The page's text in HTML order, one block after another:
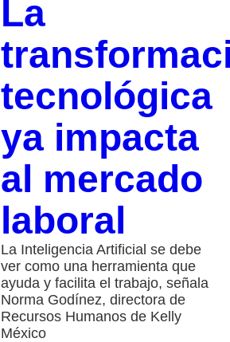
La
tecnológica
ya impacta
al mercado
laboral
La Inteligencia Artificial se debe
ver como una herramienta que
ayuda y facilita el trabajo, señala
Norma Godínez, directora de
Recursos Humanos de Kelly
México